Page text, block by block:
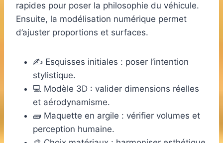
rapides pour poser la philosophie du véhicule.
Ensuite, la modélisation numérique permet
d’ajuster proportions et surfaces.
✍️ Esquisses initiales : poser l’intention
stylistique.
💻 Modèle 3D : valider dimensions réelles
et aérodynamisme.
🧱 Maquette en argile : vérifier volumes et
perception humaine.